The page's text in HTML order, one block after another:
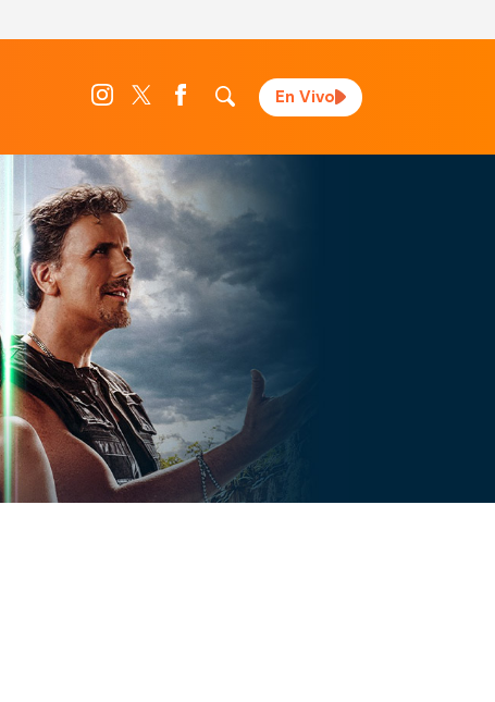
En Vivo